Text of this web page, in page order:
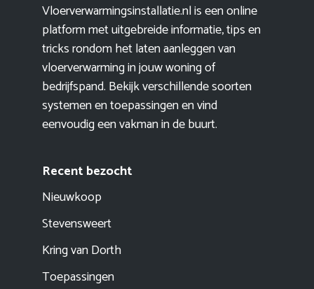
Vloerverwarmingsinstallatie.nl is een online
platform met uitgebreide informatie, tips en
tricks rondom het laten aanleggen van
vloerverwarming in jouw woning of
bedrijfspand. Bekijk verschillende soorten
systemen en toepassingen en vind
eenvoudig een vakman in de buurt.
Recent bezocht
Nieuwkoop
Stevensweert
Kring van Dorth
Toepassingen